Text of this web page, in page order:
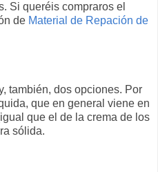
Si queréis compraros el
de Material de Repación de
también, dos opciones. Por
que en general viene en
que el de la crema de los
sólida.